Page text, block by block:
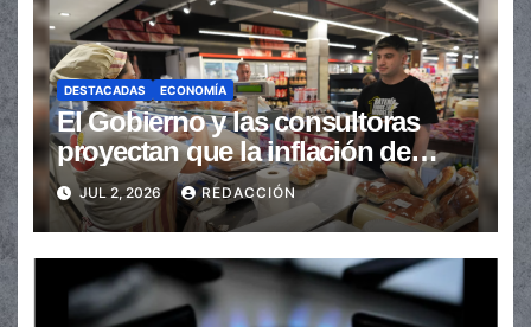
DESTACADAS ECONOMÍA
El Gobierno y las consultoras
proyectan que la inflación de
junio se ubicó debajo del 2%
JUL 2, 2026 REDACCIÓN